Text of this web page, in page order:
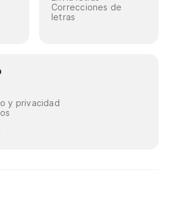
Correcciones de
letras
y privacidad